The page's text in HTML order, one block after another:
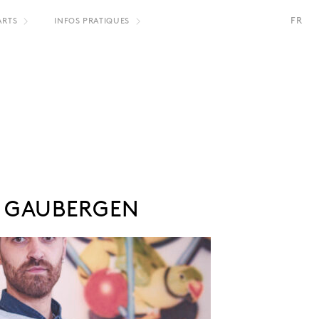
INFOS PRATIQUES FR